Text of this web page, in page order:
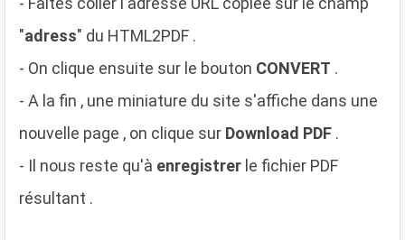
"adress" du HTML2PDF .
- On clique ensuite sur le bouton CONVERT .
- A la fin , une miniature du site s'affiche dans une
nouvelle page , on clique sur Download PDF .
- Il nous reste qu'à enregistrer le fichier PDF
résultant .